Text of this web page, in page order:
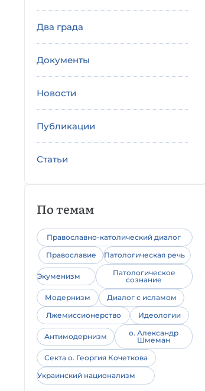
Два града
Документы
Новости
Публикации
Статьи
По темам
Православно-католический диалог
Православие
Патологическая речь
Экуменизм
Патологическое
сознание
Модернизм
Диалог с исламом
Лжемиссионерство
Идеологии
Антимодернизм
о. Александр
Шмеман
Секта о. Георгия Кочеткова
Украинский национализм